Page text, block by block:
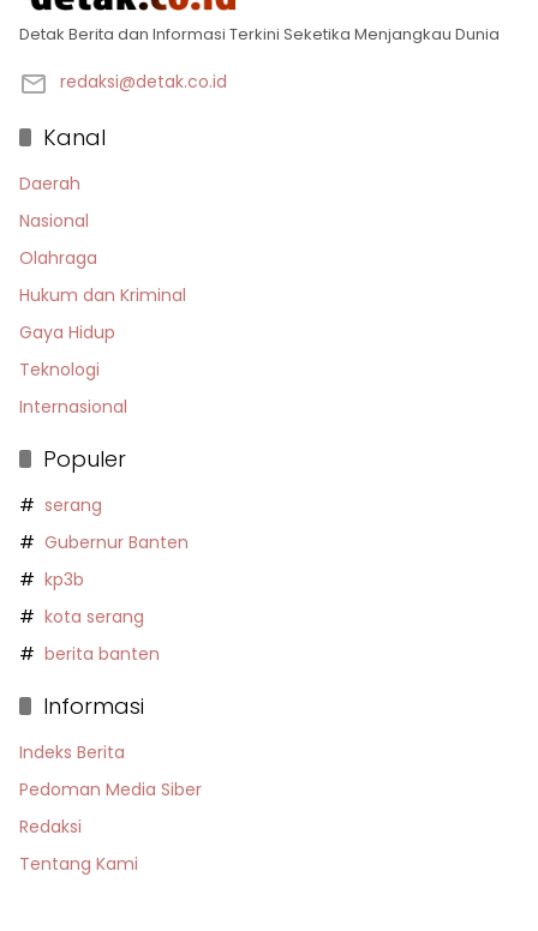
Detak Berita dan Informasi Terkini Seketika Menjangkau Dunia
redaksi@detak.co.id
Kanal
Daerah
Nasional
Olahraga
Hukum dan Kriminal
Gaya Hidup
Teknologi
Internasional
Populer
serang
Gubernur Banten
kp3b
kota serang
berita banten
Informasi
Indeks Berita
Pedoman Media Siber
Redaksi
Tentang Kami